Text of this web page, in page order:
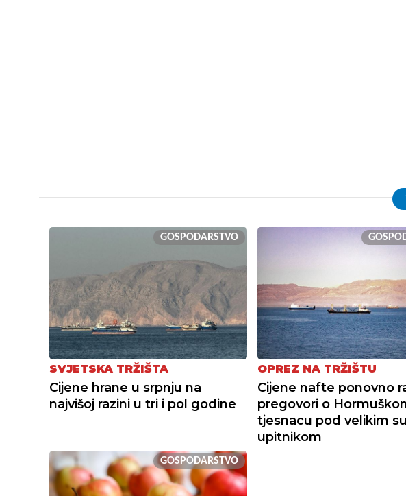
GOSPODARSTVO
SVJETSKA TRŽIŠTA
Cijene hrane u srpnju na
najvišoj razini u tri i pol godine
OPREZ NA TRŽIŠTU
Cijene nafte ponovno
pregovori o
tjesnacu pod velikim su
upitnikom
GOSPODARSTVO